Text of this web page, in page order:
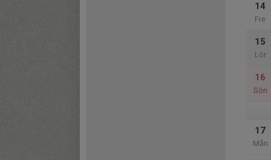
14
Fre
15
Lör
16
Sön
17
Mån